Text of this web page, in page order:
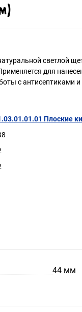
светлой
для
с антисептиками и
Плоские
44 мм